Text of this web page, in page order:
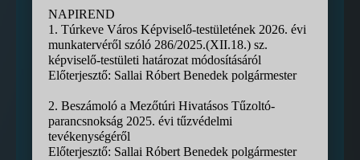
NAPIREND
1. Túrkeve Város Képviselő-testületének 2026. évi
munkatervéről szóló 286/2025.(XII.18.) sz.
képviselő-testületi határozat módosításáról
Előterjesztő: Sallai Róbert Benedek polgármester
2. Beszámoló a Mezőtúri Hivatásos Tűzoltó-
parancsnokság 2025. évi tűzvédelmi
tevékenységéről
Előterjesztő: Sallai Róbert Benedek polgármester